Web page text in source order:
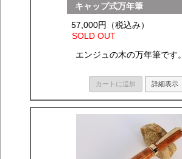
キャップ式万年筆
57,000円（税込み）
SOLD OUT
エンジュの木の万年筆です。
カートに追加 詳細表示